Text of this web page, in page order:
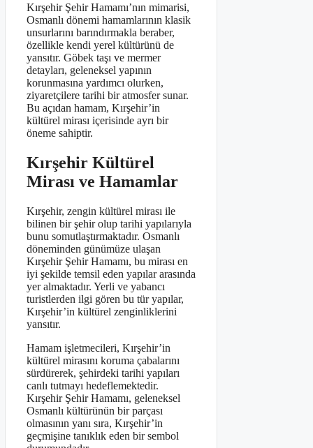
Kırşehir Şehir Hamamı’nın mimarisi,
Osmanlı dönemi hamamlarının klasik
unsurlarını barındırmakla beraber,
özellikle kendi yerel kültürünü de
yansıtır. Göbek taşı ve mermer
detayları, geleneksel yapının
korunmasına yardımcı olurken,
ziyaretçilere tarihi bir atmosfer sunar.
Bu açıdan hamam, Kırşehir’in
kültürel mirası içerisinde ayrı bir
öneme sahiptir.
Kırşehir Kültürel
Mirası ve Hamamlar
Kırşehir, zengin kültürel mirası ile
bilinen bir şehir olup tarihi yapılarıyla
bunu somutlaştırmaktadır. Osmanlı
döneminden günümüze ulaşan
Kırşehir Şehir Hamamı, bu mirası en
iyi şekilde temsil eden yapılar arasında
yer almaktadır. Yerli ve yabancı
turistlerden ilgi gören bu tür yapılar,
Kırşehir’in kültürel zenginliklerini
yansıtır.
Hamam işletmecileri, Kırşehir’in
kültürel mirasını koruma çabalarını
sürdürerek, şehirdeki tarihi yapıları
canlı tutmayı hedeflemektedir.
Kırşehir Şehir Hamamı, geleneksel
Osmanlı kültürünün bir parçası
olmasının yanı sıra, Kırşehir’in
geçmişine tanıklık eden bir sembol